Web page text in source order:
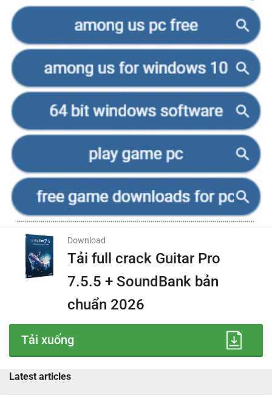
Download
Tải full crack Guitar Pro
7.5.5 + SoundBank bản
chuẩn 2026
Tải xuống
Latest articles